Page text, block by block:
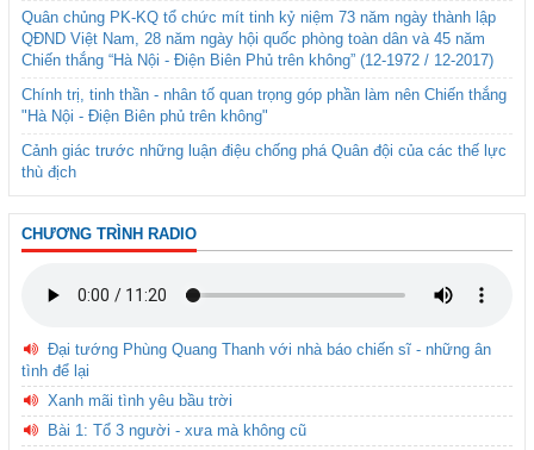
Quân chủng PK-KQ tổ chức mít tinh kỷ niệm 73 năm ngày thành lập
QĐND Việt Nam, 28 năm ngày hội quốc phòng toàn dân và 45 năm
Chiến thắng “Hà Nội - Điện Biên Phủ trên không” (12-1972 / 12-2017)
Chính trị, tinh thần - nhân tố quan trọng góp phần làm nên Chiến thắng
"Hà Nội - Điện Biên phủ trên không"
Cảnh giác trước những luận điệu chống phá Quân đội của các thế lực
thù địch
CHƯƠNG TRÌNH RADIO
Đại tướng Phùng Quang Thanh với nhà báo chiến sĩ - những ân
tình để lại
Xanh mãi tình yêu bầu trời
Bài 1: Tổ 3 người - xưa mà không cũ